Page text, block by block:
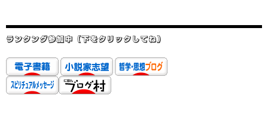
ランクング参加中（下をクリックしてね）